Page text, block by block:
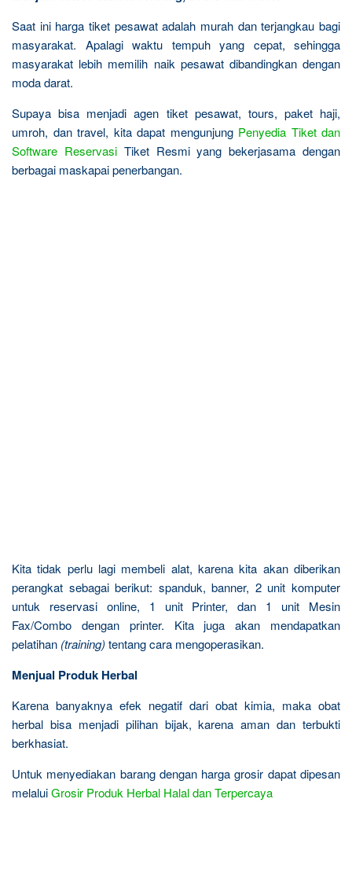
Saat ini harga tiket pesawat adalah murah dan terjangkau bagi
masyarakat. Apalagi waktu tempuh yang cepat, sehingga
masyarakat lebih memilih naik pesawat dibandingkan dengan
moda darat.
Supaya bisa menjadi agen tiket pesawat, tours, paket haji,
umroh, dan travel, kita dapat mengunjung Penyedia Tiket dan
Software ReservasiTiket Resmi yang bekerjasama dengan
berbagai maskapai penerbangan.
Kita tidak perlu lagi membeli alat, karena kita akan diberikan
perangkat sebagai berikut: spanduk, banner, 2 unit komputer
untuk reservasi online, 1 unit Printer, dan 1 unit Mesin
Fax/Combo dengan printer. Kita juga akan mendapatkan
pelatihan (training) tentang cara mengoperasikan.
Menjual Produk Herbal
Karena banyaknya efek negatif dari obat kimia, maka obat
herbal bisa menjadi pilihan bijak, karena aman dan terbukti
berkhasiat.
Untuk menyediakan barang dengan harga grosir dapat dipesan
melaluiGrosir Produk Herbal Halal dan Terpercaya